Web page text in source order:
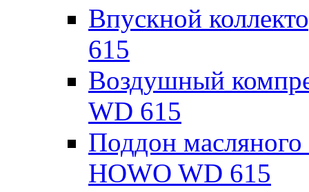
Впускной
615
Воздушный
WD 615
Поддон масляного
HOWO WD 615